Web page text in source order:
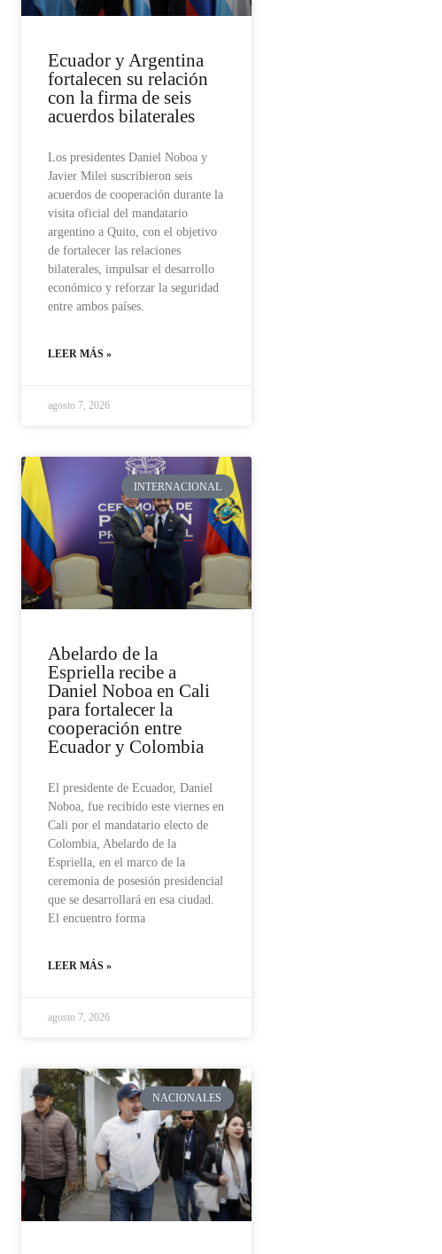
Ecuador y Argentina
fortalecen su relación
con la firma de seis
acuerdos bilaterales
Los presidentes Daniel Noboa y
Javier Milei suscribieron seis
acuerdos de cooperación durante la
visita oficial del mandatario
argentino a Quito, con el objetivo
de fortalecer las relaciones
bilaterales, impulsar el desarrollo
económico y reforzar la seguridad
entre ambos países.
LEER MÁS »
agosto 7, 2026
INTERNACIONAL
Abelardo de la
Espriella recibe a
Daniel Noboa en Cali
para fortalecer la
cooperación entre
Ecuador y Colombia
El presidente de Ecuador, Daniel
Noboa, fue recibido este viernes en
Cali por el mandatario electo de
Colombia, Abelardo de la
Espriella, en el marco de la
ceremonia de posesión presidencial
que se desarrollará en esa ciudad.
El encuentro forma
LEER MÁS »
agosto 7, 2026
NACIONALES